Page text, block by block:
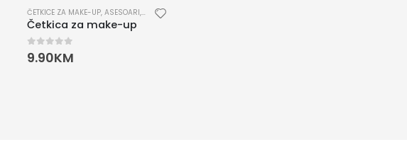
ČETKICE ZA MAKE-UP, ASESOARI, KOZMETIKA
Četkica za make-up
0 out of 5
9.90KM